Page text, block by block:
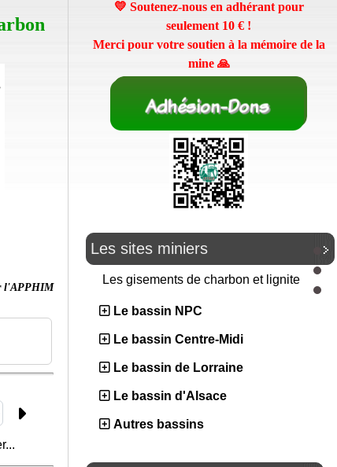
l'APPHIM
💛 Soutenez-nous en adhérant pour
seulement 10 € !
Merci pour votre soutien à la mémoire de la
mine 🙏
Les sites miniers
Les gisements de charbon et lignite
Le bassin NPC
Le bassin Centre-Midi
Le bassin de Lorraine
Le bassin d'Alsace
Autres bassins